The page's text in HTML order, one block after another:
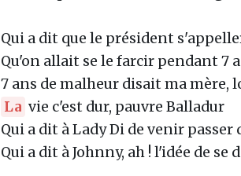
Qui a dit que le président
Qu'on allait se le farcir pendant 7
7 ans de malheur disait ma mère,
La vie c'est dur, pauvre Balladur
Qui a dit à Lady Di de venir
Qui a dit à Johnny, ah ! l'idée de